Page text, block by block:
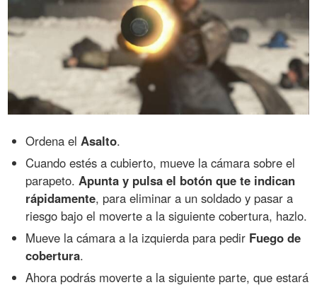
Ordena elAsalto.
Cuando estés a cubierto, mueve la cámara sobre el
parapeto.Apunta y pulsa el botón que te indican
rápidamente, para eliminar a un soldado y pasar a
riesgo bajo el moverte a la siguiente cobertura, hazlo.
Mueve la cámara a la izquierda para pedir Fuego de
cobertura.
Ahora podrás moverte a la siguiente parte, que estará